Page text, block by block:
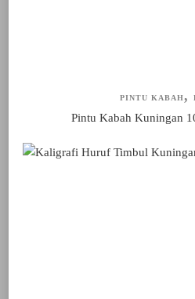
PINTU KABAH
Pintu Kabah Kuningan